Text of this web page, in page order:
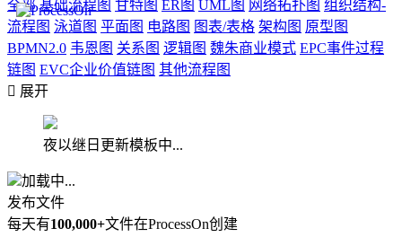
全部 基础流程图 甘特图 ER图 UML图 网络拓扑图 组织结构-
流程图 泳道图 平面图 电路图 图表/表格 架构图 原型图
BPMN2.0 韦恩图 关系图 逻辑图 魏朱商业模式 EPC事件过程
链图 EVC企业价值链图 其他流程图
 展开
夜以继日更新模板中...
加载中...
发布文件
每天有100,000+文件在ProcessOn创建